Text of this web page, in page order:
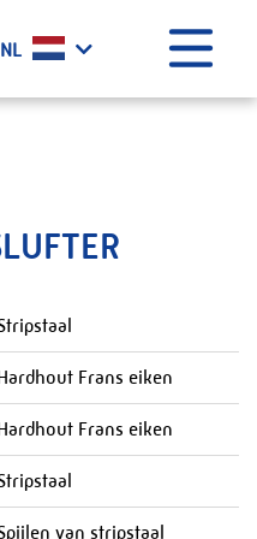
NL
Frans eiken
Frans eiken
van stripstaal